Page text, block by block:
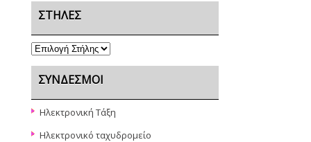
ΣΤΉΛΕΣ
ΣΎΝΔΕΣΜΟΙ
Ηλεκτρονική Τάξη
Ηλεκτρονικό ταχυδρομείο